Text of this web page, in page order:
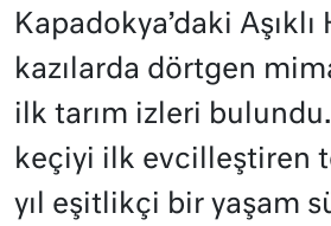
Kapadokya’daki Aşıklı
kazılarda dörtgen
ilk tarım izleri
keçiyi ilk evcilleştiren
yıl eşitlikçi bir yaşam